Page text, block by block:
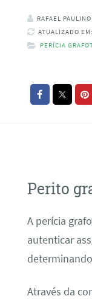
RAFAEL PAULINO
ATUALIZADO
PERÍCIA
Perito
A perícia
autenticar
Através da